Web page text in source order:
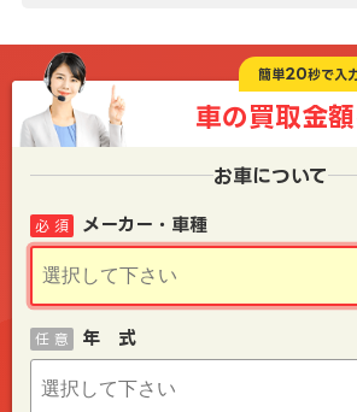
簡単20秒で入
車の買取金
お車について
メーカー・車種
必 須
年 式
任 意